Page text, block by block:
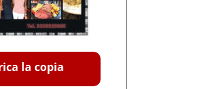
la copia